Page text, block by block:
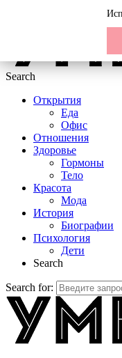
Search
Открытия
Еда
Офис
Отношения
Здоровье
Гормоны
Тело
Красота
Мода
История
Биографии
Психология
Дети
Search
Search for: